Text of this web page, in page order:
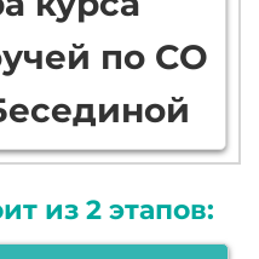
по СО
из 2 этапов: